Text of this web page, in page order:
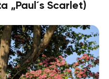
„Paul´s Scarlet)